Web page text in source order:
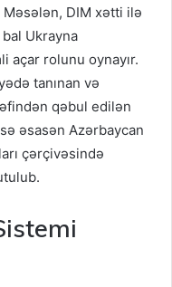
DIM xətti ilə
Ukrayna
açar rolunu oynayır.
tanınan və
qəbul edilən
əsasən Azərbaycan
çərçivəsində